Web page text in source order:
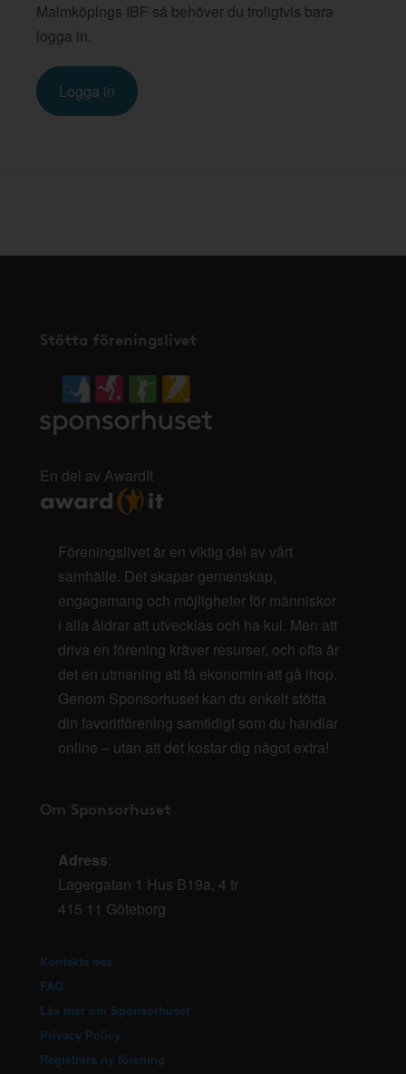
Malmköpings IBF så behöver du troligtvis bara
logga in.
Logga in
Stötta föreningslivet
En del av AwardIt
Föreningslivet är en viktig del av vårt
samhälle. Det skapar gemenskap,
engagemang och möjligheter för människor
i alla åldrar att utvecklas och ha kul. Men att
driva en förening kräver resurser, och ofta är
det en utmaning att få ekonomin att gå ihop.
Genom Sponsorhuset kan du enkelt stötta
din favoritförening samtidigt som du handlar
online – utan att det kostar dig något extra!
Om Sponsorhuset
Adress:
Lagergatan 1 Hus B19a, 4 tr
415 11 Göteborg
Kontakta oss
FAQ
Läs mer om Sponsorhuset
Privacy Policy
Registrera ny förening